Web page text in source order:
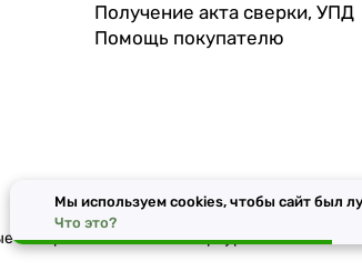
Получение акта сверки, УПД
Помощь покупателю
материалы в Санкт-Петербурге
Мы используем cookies, чтобы сайт был
Что это?